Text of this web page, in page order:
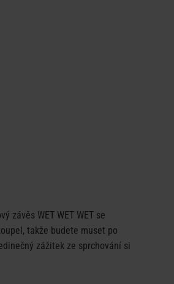
závěs WET WET WET se
takže budete muset po
zážitek ze sprchování si